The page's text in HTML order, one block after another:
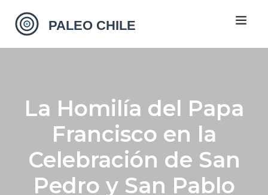
La Homilía del Papa
Francisco en la
Celebración de San
Pedro y San Pablo